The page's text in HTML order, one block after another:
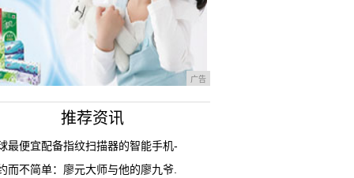
广告
推荐资讯
最便宜配备指纹扫描器的智能手机-
而不简单：廖元大师与他的廖九爷.